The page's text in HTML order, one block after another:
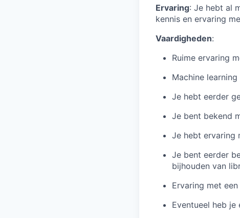
Ervaring: Je hebt al
kennis en ervaring
Vaardigheden:
Ruime ervaring
Machine
Je hebt eerder
Je bent bekend
Je hebt ervaring
Je bent eerder
bijhouden van
Ervaring met
Eventueel heb